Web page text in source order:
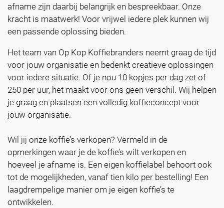
afname zijn daarbij belangrijk en bespreekbaar. Onze
kracht is maatwerk! Voor vrijwel iedere plek kunnen wij
een passende oplossing bieden.
Het team van Op Kop Koffiebranders neemt graag de tijd
voor jouw organisatie en bedenkt creatieve oplossingen
voor iedere situatie. Of je nou 10 kopjes per dag zet of
250 per uur, het maakt voor ons geen verschil. Wij helpen
je graag en plaatsen een volledig koffieconcept voor
jouw organisatie.
Wil jij onze koffie’s verkopen? Vermeld in de
opmerkingen waar je de koffie’s wilt verkopen en
hoeveel je afname is. Een eigen koffielabel behoort ook
tot de mogelijkheden, vanaf tien kilo per bestelling! Een
laagdrempelige manier om je eigen koffie’s te
ontwikkelen.